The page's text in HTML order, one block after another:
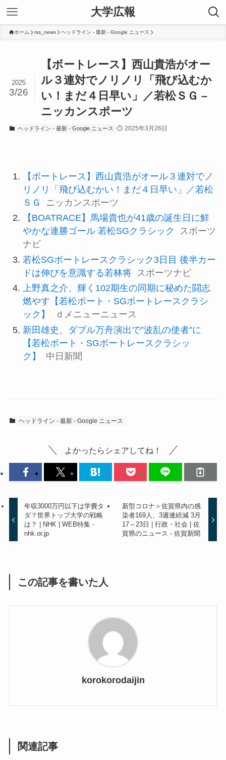
大学広報
ホーム rss_news ヘッドライン - 最新 - Google ニュース
【ボートレース】西山貴浩がオー
ル３連対でノリノリ「飛び込むか
い！まだ４日早い」／若松ＳＧ –
ニッカンスポーツ
2025
3/26
ヘッドライン - 最新 - Google ニュース 2025年3月26日
【ボートレース】西山貴浩がオール３連対でノ
リノリ「飛び込むかい！まだ４日早い」／若松
ＳＧ
ニッカンスポーツ
【BOATRACE】馬場貴也が41歳の誕生日に鮮
やかな連勝ゴール 若松SGクラシック
スポーツ
ナビ
若松SGボートレースクラシック3日目 後半カー
ドは伸びを意識する若林将
スポーツナビ
上野真之介、輝く102期生の同期に秘めた闘志
燃やす【若松ボート・SGボートレースクラシ
ック】
ｄメニューニュース
新田雄史、ダブル万舟演出で”波乱の使者”に
【若松ボート・SGボートレースクラシッ
ク】
中日新聞
ヘッドライン - 最新 - Google ニュース
よかったらシェアしてね！
年収3000万円以下は学費タ
ダ？世界トップ大学の戦略
は？ | NHK | WEB特集 -
nhk.or.jp
新型コロナ＞佐賀県内の感
染者169人、3週連続減 3月
17～23日 | 行政・社会 | 佐
賀県のニュース - 佐賀新聞
この記事を書いた人
korokorodaijin
関連記事